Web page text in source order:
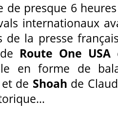
de presque 6
internationaux
de la presse
Route One USA
en forme de
de Shoah de